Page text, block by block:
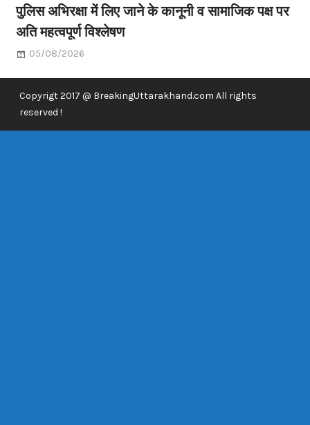
पुलिस अभिरक्षा में लिए जाने के कानूनी व सामाजिक पक्ष पर
अति महत्वपूर्ण विश्लेषण
05/08/2026
Copyrigt 2017 @ BreakingUttarakhand.com All rights
reserved !